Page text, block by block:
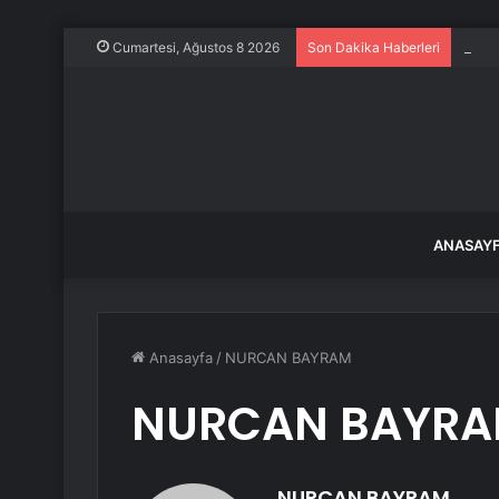
Cumartesi, Ağustos 8 2026 Son Dakika Haberleri
Anasayfa / NURCAN BAYRAM
NURCAN